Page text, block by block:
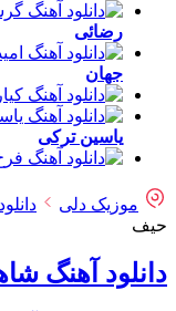
رضائی
جهان
یاسین ترکی
موزیک دلی
حیف
دانلود آهنگ